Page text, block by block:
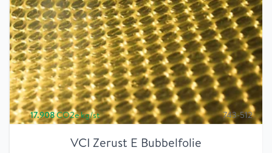
743-512
17.908CO2e kg/st
VCI Zerust E Bubbelfolie